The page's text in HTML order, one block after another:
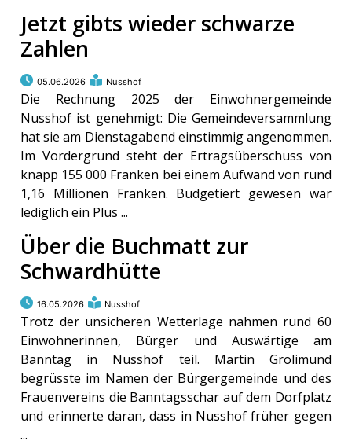
Jetzt gibts wieder schwarze
Zahlen
05.06.2026 Nusshof
Die Rechnung 2025 der Einwohnergemeinde
Nusshof ist genehmigt: Die Gemeindeversammlung
hat sie am Dienstagabend einstimmig angenommen.
Im Vordergrund steht der Ertragsüberschuss von
knapp 155 000 Franken bei einem Aufwand von rund
1,16 Millionen Franken. Budgetiert gewesen war
lediglich ein Plus ...
Über die Buchmatt zur
Schwardhütte
16.05.2026 Nusshof
Trotz der unsicheren Wetterlage nahmen rund 60
Einwohnerinnen, Bürger und Auswärtige am
Banntag in Nusshof teil. Martin Grolimund
begrüsste im Namen der Bürgergemeinde und des
Frauenvereins die Banntagsschar auf dem Dorfplatz
und erinnerte daran, dass in Nusshof früher gegen
...